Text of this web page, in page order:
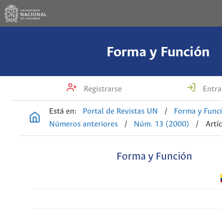
Forma y Función
Registrarse
Está en: Portal de Revistas UN /
Forma y
Números anteriores
/ Núm. 13 (2000) /
Forma y Función